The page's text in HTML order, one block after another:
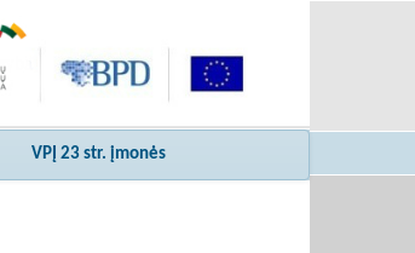
VPĮ 23 str. įmonės